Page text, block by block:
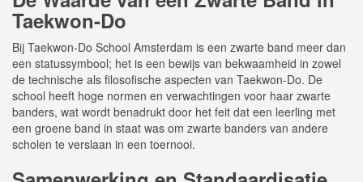
Taekwon-Do
Bij Taekwon-Do School Amsterdam is een zwarte band meer dan
een statussymbool; het is een bewijs van bekwaamheid in zowel
de technische als filosofische aspecten van Taekwon-Do. De
school heeft hoge normen en verwachtingen voor haar zwarte
banders, wat wordt benadrukt door het feit dat een leerling met
een groene band in staat was om zwarte banders van andere
scholen te verslaan in een toernooi.